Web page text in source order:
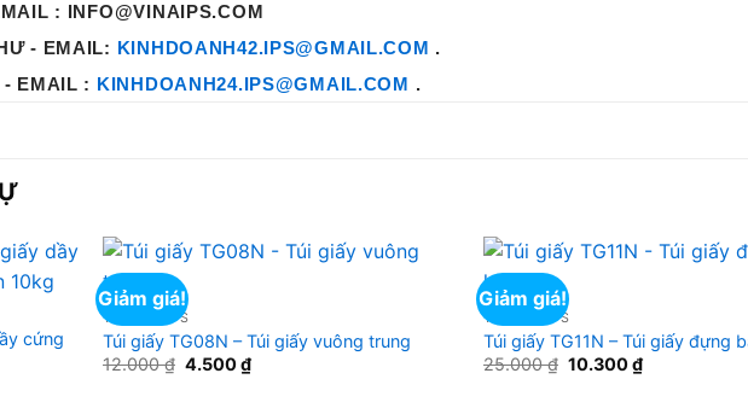
: INFO@VINAIPS.COM
- EMAIL: KINHDOANH42.IPS@GMAIL.COM .
- EMAIL : KINHDOANH24.IPS@GMAIL.COM .
cứng
Giảm giá!
TÚI GIẤY IPS
Túi giấy TG08N – Túi giấy vuông trung
12.000₫ Giá
4.500₫Giá
Giảm giá!
TÚI GIẤY IPS
Túi giấy TG11N – Túi giấy đựng
25.000₫ Giá
10.300₫Giá